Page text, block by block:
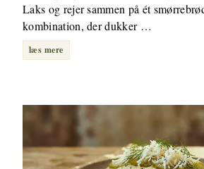
Laks og rejer sammen på ét
kombination, der dukker …
læs mere